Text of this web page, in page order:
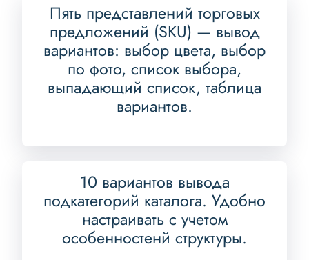
Пять представлений торговых
предложений (SKU) — вывод
вариантов: выбор цвета, выбор
по фото, список выбора,
выпадающий список, таблица
вариантов.
10 вариантов вывода
подкатегорий каталога. Удобно
настраивать с учетом
особенностенй структуры.